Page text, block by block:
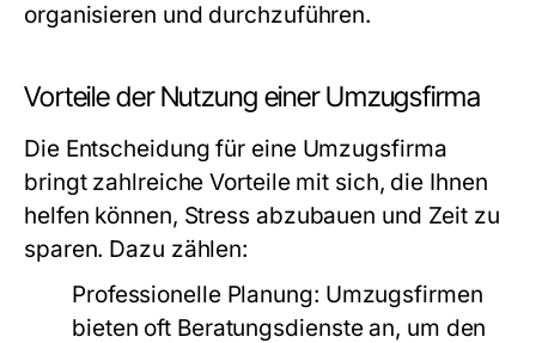
organisieren und durchzuführen.
Vorteile der Nutzung einer Umzugsfirma
Die Entscheidung für eine Umzugsfirma
bringt zahlreiche Vorteile mit sich, die Ihnen
helfen können, Stress abzubauen und Zeit zu
sparen. Dazu zählen:
Professionelle Planung: Umzugsfirmen
bieten oft Beratungsdienste an, um den